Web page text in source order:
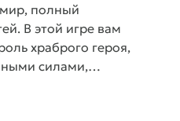
мир, полный
В этой игре вам
храброго героя,
силами,
способностями,